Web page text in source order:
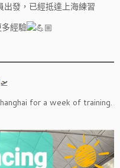
出發，已經抵達上海練習
經驗
for a week of training.